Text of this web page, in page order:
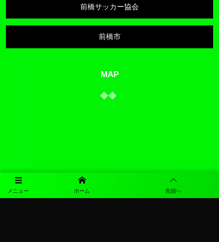
メニュー ホーム 先頭へ
前橋サッカー協会
前橋市
MAP